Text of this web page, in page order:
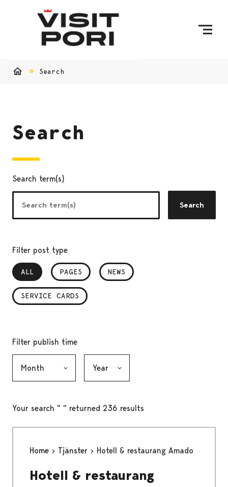
Search
Search
Search term(s)
Search
Filter post type
ALL
, SELECTEDPAGES NEWS
SERVICE CARDS
Filter publish time
Your search " " returned 236 results
Home Tjänster Hotell & restaurang Amado
Hotell & restaurang